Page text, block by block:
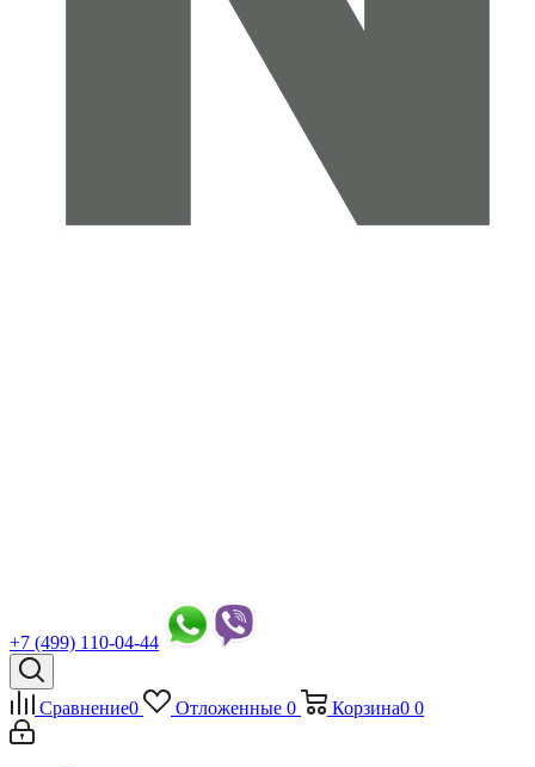
+7 (499) 110-04-44
Сравнение0 Отложенные 0 Корзина0 0